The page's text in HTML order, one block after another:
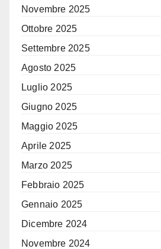
Novembre 2025
Ottobre 2025
Settembre 2025
Agosto 2025
Luglio 2025
Giugno 2025
Maggio 2025
Aprile 2025
Marzo 2025
Febbraio 2025
Gennaio 2025
Dicembre 2024
Novembre 2024